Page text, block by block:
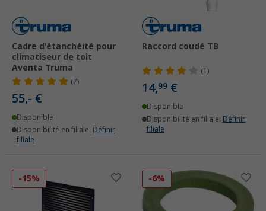
Cadre d'étanchéité pour
climatiseur de toit
Aventa Truma
(7)
55,- €
Disponible
Disponibilité en filiale: Définir
filiale
Raccord coudé TB
(1)
14,99 €
Disponible
Disponibilité en filiale: Définir
filiale
-15% -6%